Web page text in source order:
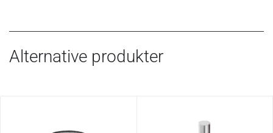
Alternative produkter